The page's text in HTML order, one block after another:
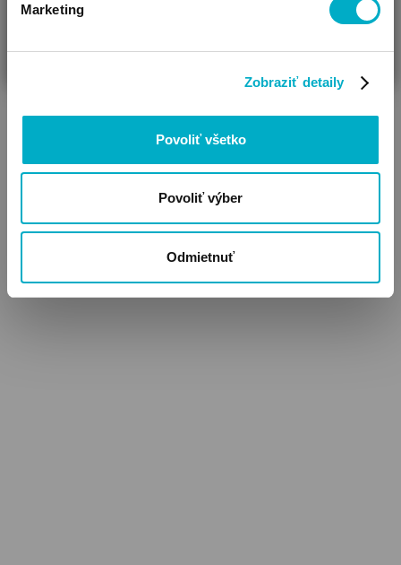
Marketing
Zobraziť detaily
Povoliť všetko
Povoliť výber
Odmietnuť